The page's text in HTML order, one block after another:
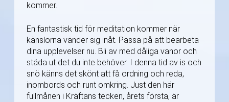
kommer.
En fantastisk tid för meditation kommer när
känslorna vänder sig inåt. Passa på att bearbeta
dina upplevelser nu. Bli av med dåliga vanor och
städa ut det du inte behöver. I denna tid av is och
snö känns det skönt att få ordning och reda,
inombords och runt omkring. Just den här
fullmånen i Kräftans tecken, årets första, är